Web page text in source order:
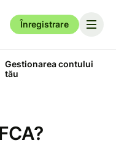
Înregistrare
Gestionarea contului
tău